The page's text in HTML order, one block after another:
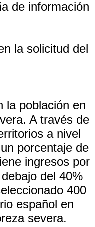
de información
la solicitud del
la población en
A través de
a nivel
porcentaje de
ingresos por
del 40%
400
español en
severa.